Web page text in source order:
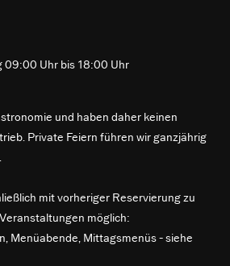
09:00 Uhr bis 18:00 Uhr
und haben daher keinen
Private Feiern führen wir ganzjährig
mit vorheriger Reservierung zu
möglich:
Menüabende, Mittagsmenüs -siehe